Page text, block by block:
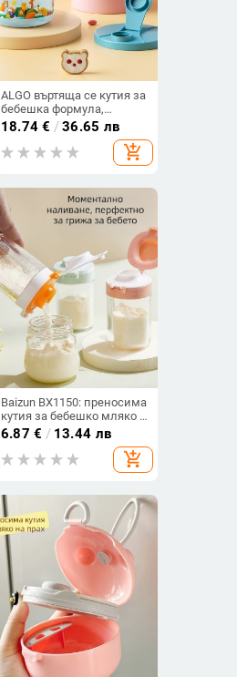
ALGO въртяща се кутия за
бебешка формула,
преносима
мултифункционална
кутия с три отделения за
съхранение на мляко на
18.74 € /36.65 лв
add_shopping_cart
Baizun BX1150: преносима
кутия за бебешко мляко с
двойно капаче,
диспенсер за
прахообразно мляко,
едноръчно управление, за
новородени до 3 години
6.87 € / 13.44 лв
add_shopping_cart